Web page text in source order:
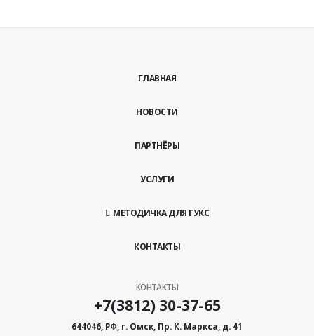
ГЛАВНАЯ
НОВОСТИ
ПАРТНЁРЫ
УСЛУГИ
МЕТОДИЧКА ДЛЯ ГУКС
КОНТАКТЫ
КОНТАКТЫ
+7(3812) 30-37-65
644046, РФ, г. Омск, Пр. К. Маркса, д. 41